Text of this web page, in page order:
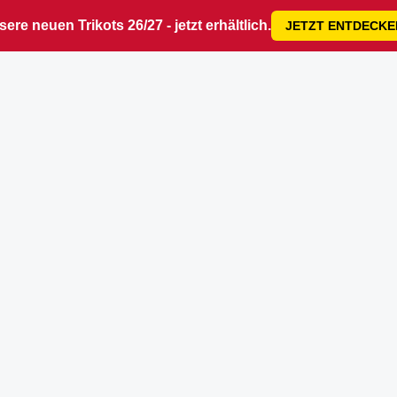
neuen Trikots 26/27 - jetzt erhältlich. JETZT